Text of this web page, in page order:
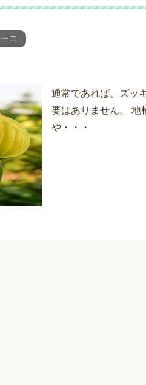
ニ
通常であれば、ズッ
要はありません。 地
や・・・